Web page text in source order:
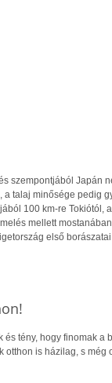
szempontjából Japán
a talaj minősége pedig
100 km-re Tokiótól,
mellett
első
és tény, hogy finomak
otthon is házilag, s még